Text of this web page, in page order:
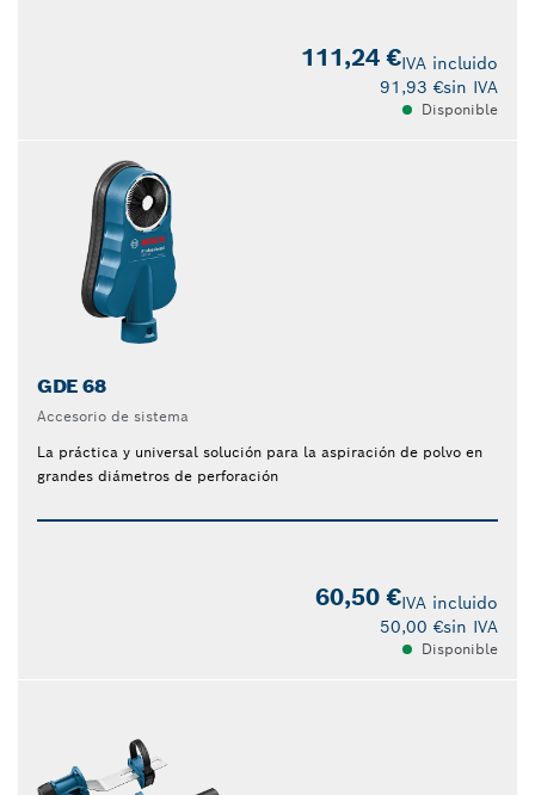
111,24 €IVA incluido
91,93 €sin IVA
Disponible
GDE 68
Accesorio de sistema
La práctica y universal solución para la aspiración de polvo en
grandes diámetros de perforación
60,50 €IVA incluido
50,00 €sin IVA
Disponible